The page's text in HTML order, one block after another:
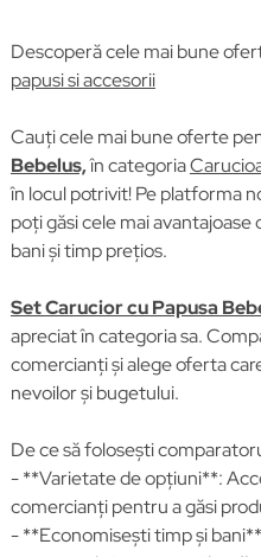
Descoperă cele mai bune
papusi si accesorii
Cauți cele mai bune oferte
Bebelus,în categoria
în locul potrivit! Pe platforma
poți găsi cele mai
bani și timp prețios.
Set Carucior cu Papusa
apreciat în categoria sa.
comercianți și alege oferta
nevoilor și bugetului.
De ce să folosești
- **Varietate de opțiuni**:
comercianți pentru a găsi
- **Economisești timp și